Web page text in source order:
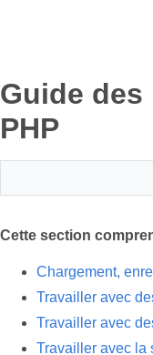
Guide des
PHP
Cette section
Chargement,
Travailler avec
Travailler avec
Travailler avec la